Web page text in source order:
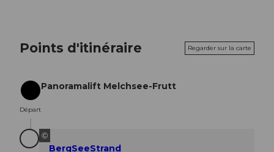
Points d'itinéraire Regarder sur la carte
Départ
Départ
Panoramalift Melchsee-Frutt
©
BergSeeStrand